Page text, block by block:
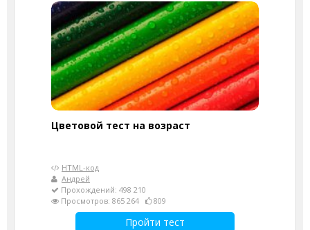
Цветовой тест на возраст
HTML-код
Андрей
Прохождений: 498 210
Просмотров: 865 264
809
Пройти тест